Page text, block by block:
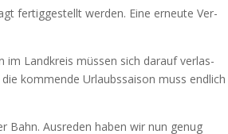
fer­tig­ge­stellt wer­den. Eine erneu­te Ver­
im Land­kreis müs­sen sich dar­auf ver­las­
kom­men­de Urlaubs­sai­son muss end­lich
Bahn. Aus­re­den haben wir nun genug